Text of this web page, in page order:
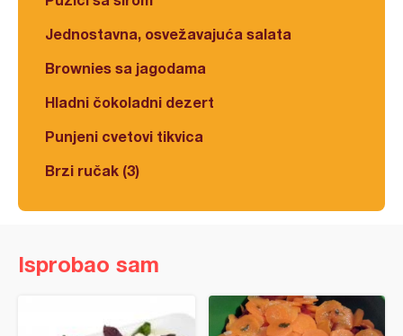
Jednostavna, osvežavajuća salata
Brownies sa jagodama
Hladni čokoladni dezert
Punjeni cvetovi tikvica
Brzi ručak (3)
Isprobao sam